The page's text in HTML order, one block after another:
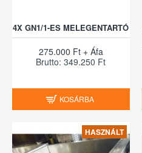
4X GN1/1-ES MELEGENTARTÓ
275.000 Ft + Áfa
Brutto: 349.250 Ft
KOSÁRBA
HASZNÁLT